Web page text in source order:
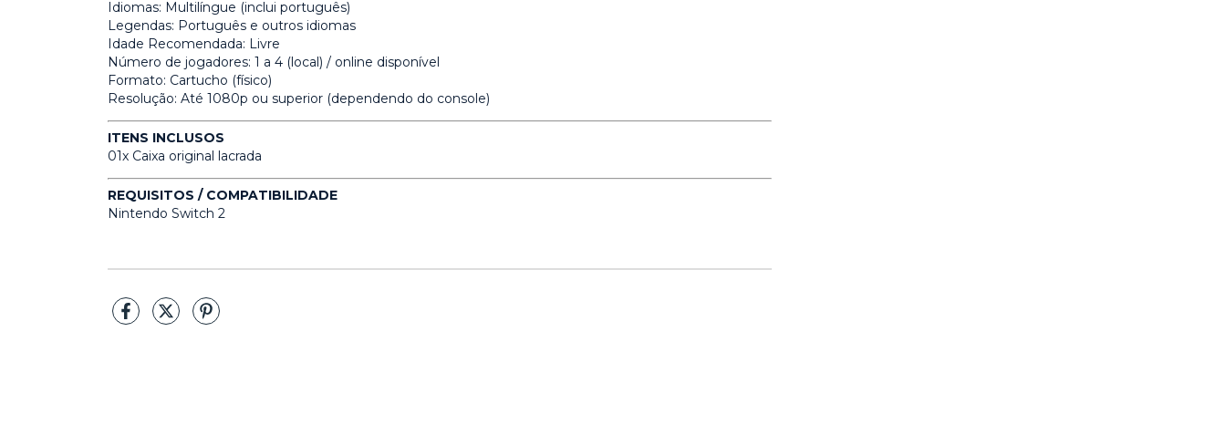
Idiomas: Multilíngue (inclui português)
Legendas: Português e outros idiomas
Idade Recomendada: Livre
Número de jogadores: 1 a 4 (local) / online disponível
Formato: Cartucho (físico)
Resolução: Até 1080p ou superior (dependendo do console)
ITENS INCLUSOS
01x Caixa original lacrada
REQUISITOS / COMPATIBILIDADE
Nintendo Switch 2